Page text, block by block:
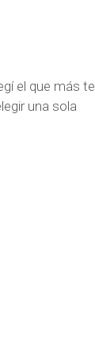
el que más te
una sola